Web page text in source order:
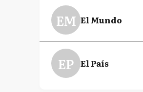
EM El Mundo
EP El País